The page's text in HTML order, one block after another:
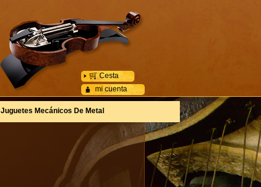
mi cuenta
Cesta
Juguetes Mecánicos De Metal